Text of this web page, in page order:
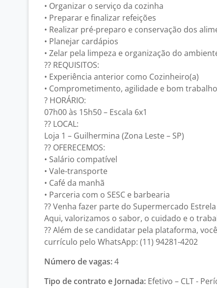
• Organizar o serviço da cozinha
• Preparar e finalizar refeições
• Realizar pré-preparo e conservação dos
• Planejar cardápios
• Zelar pela limpeza e organização do
?? REQUISITOS:
• Experiência anterior como Cozinheiro(a)
• Comprometimento, agilidade e bom
? HORÁRIO:
07h00 às 15h50 – Escala 6x1
?? LOCAL:
Loja 1 – Guilhermina (Zona Leste – SP)
?? OFERECEMOS:
• Salário compatível
• Vale-transporte
• Café da manhã
• Parceria com o SESC e barbearia
?? Venha fazer parte do Supermercado Estrela
Aqui, valorizamos o sabor, o cuidado e o
?? Além de se candidatar pela plataforma,
currículo pelo WhatsApp: (11) 94281-4202
Número de vagas:4
Tipo de contrato e Jornada: Efetivo – CLT -